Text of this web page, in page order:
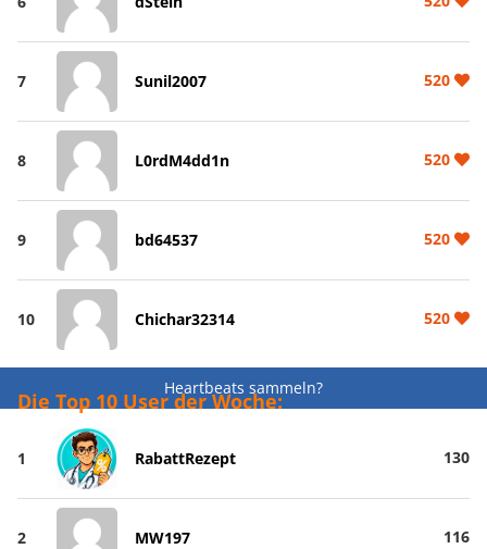
7 Sunil2007 520
8 L0rdM4dd1n 520
9 bd64537 520
10 Chichar32314 520
Heartbeats sammeln?
Die Top 10 User der Woche:
1 RabattRezept 130
2 MW197 116